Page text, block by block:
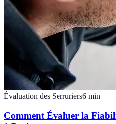
Évaluation des Serruriers6 min
Comment Évaluer la